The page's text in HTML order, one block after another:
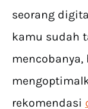
seorang
kamu sudah
rekomendasi